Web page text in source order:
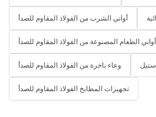
أواني الشرب من الفولاذ المقاوم للصدأ
أواني الطعام المصنوعة من الفولاذ المقاوم للصدأ
وعاء باخرة من الفولاذ المقاوم للصدأ
تجهيزات المطابخ الفولاذ المقاوم للصدأ